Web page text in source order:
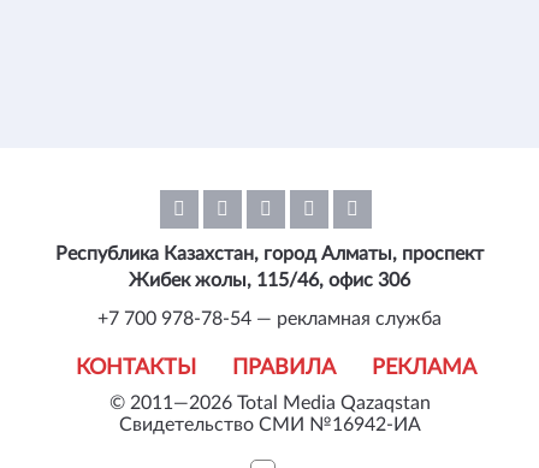
© 2011—2026 Total Media Qazaqstan
Свидетельство СМИ №16942-ИА
КОНТАКТЫ ПРАВИЛА РЕКЛАМА
Республика Казахстан, город Алматы, проспект
Жибек жолы, 115/46, офис 306
+7 700 978-78-54 — рекламная служба